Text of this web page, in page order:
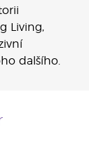
Living,
dalšího.